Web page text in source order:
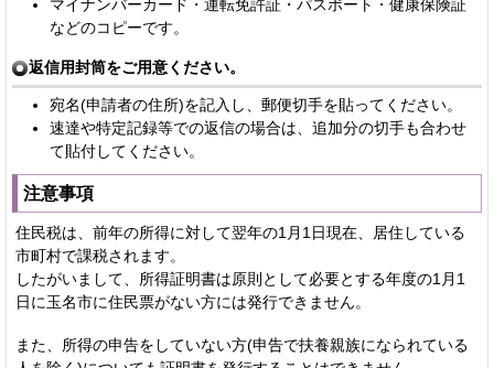
マイナンバーカード・運転免許証・パスポート・健康保険証
などのコピーです。
返信用封筒をご用意ください。
宛名(申請者の住所)を記入し、郵便切手を貼ってください。
速達や特定記録等での返信の場合は、追加分の切手も合わせ
て貼付してください。
注意事項
住民税は、前年の所得に対して翌年の1月1日現在、居住している
市町村で課税されます。
したがいまして、所得証明書は原則として必要とする年度の1月1
日に玉名市に住民票がない方には発行できません。
また、所得の申告をしていない方(申告で扶養親族になられている